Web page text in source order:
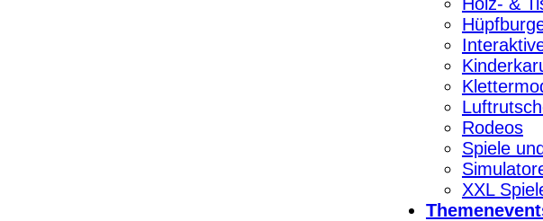
Rodeos
Spiele
XXL